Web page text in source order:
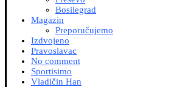
Bosilegrad
Magazin
Preporučujemo
Izdvojeno
Pravoslavac
No comment
Sportisimo
Vladičin Han